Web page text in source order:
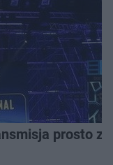
prosto